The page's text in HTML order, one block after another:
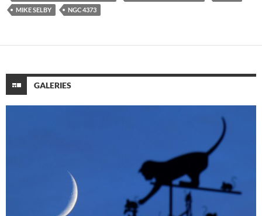
MIKE SELBY
NGC 4373
GALERIES